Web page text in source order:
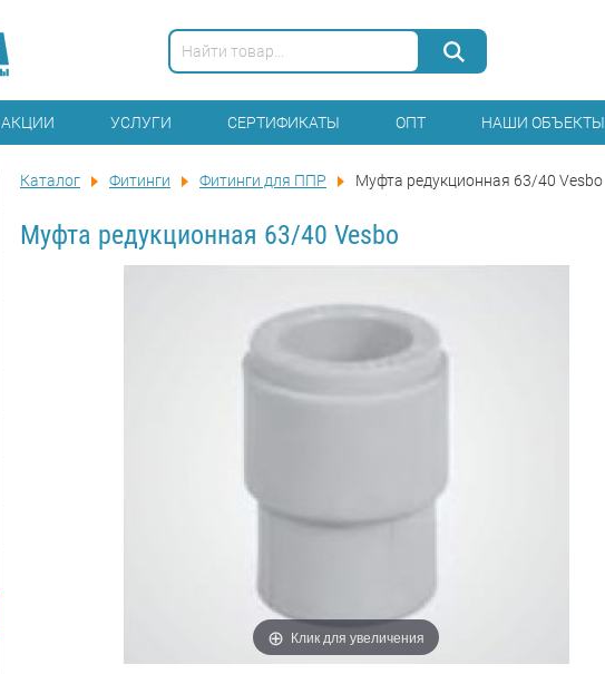
АКЦИИ УСЛУГИ СЕРТИФИКАТЫ ОПТ НАШИ ОБЪЕКТЫ
Каталог Фитинги Фитинги для ППР Муфта редукционная 63/40 Vesbo
Муфта редукционная 63/40 Vesbo
Клик для увеличения